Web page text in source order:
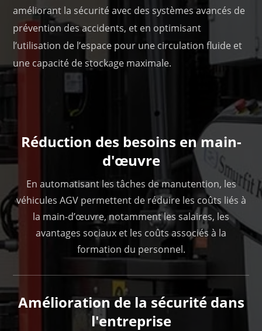
améliorant la sécurité avec des systèmes avancés de
prévention des accidents, et en optimisant
l’utilisation de l’espace pour une circulation fluide et
une capacité de stockage maximale.
Réduction des besoins en main-
d'œuvre
En automatisant les tâches de manutention, les
véhicules AGV permettent de réduire les coûts liés à
la main-d’œuvre, notamment les salaires, les
avantages sociaux et les coûts associés à la
formation du personnel.
Amélioration de la sécurité dans
l'entreprise